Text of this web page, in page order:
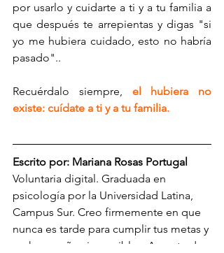
por usarlo y cuidarte a ti y a tu familia a
que después te arrepientas y digas "si
yo me hubiera cuidado, esto no habría
pasado"..
Recuérdalo siempre, el hubiera no
existe: cuídate a ti y a tu familia.
Escrito por: Mariana Rosas Portugal
Voluntaria digital. Graduada en
psicología por la Universidad Latina,
Campus Sur. Creo firmemente en que
nunca es tarde para cumplir tus metas y
no hay sueños imposibles. Amante de